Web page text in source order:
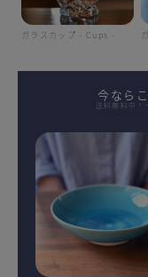
ガラスカップ - Cups -
今なら
送料無料中